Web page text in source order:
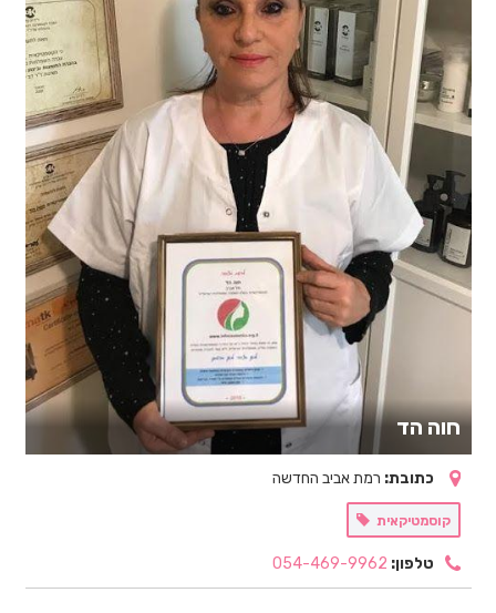
חוה הד
כתובת: רמת אביב החדשה
קוסמטיקאית
טלפון: 054-469-9962